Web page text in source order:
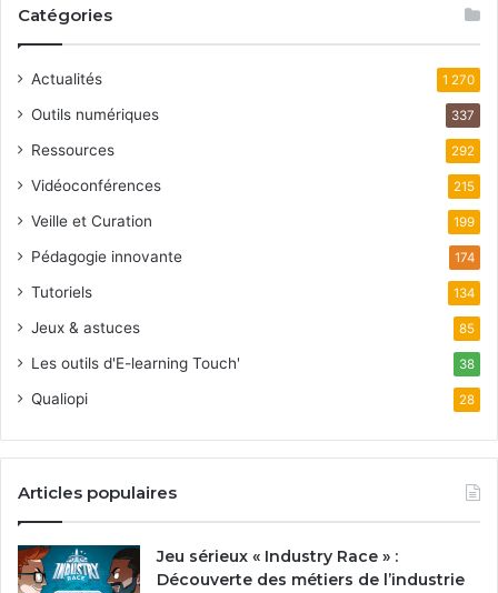
Catégories
Actualités 1 270
Outils numériques 337
Ressources 292
Vidéoconférences 215
Veille et Curation 199
Pédagogie innovante 174
Tutoriels 134
Jeux & astuces 85
Les outils d'E-learning Touch' 38
Qualiopi 28
Articles populaires
Jeu sérieux « Industry Race » :
Découverte des métiers de l’industrie